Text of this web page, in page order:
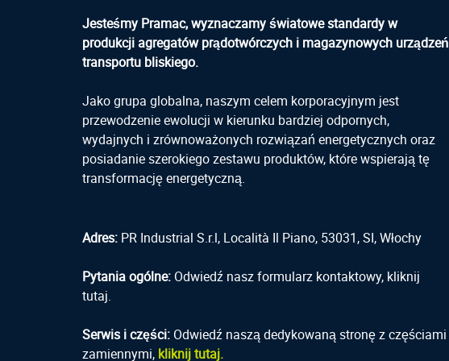
Jesteśmy Pramac, wyznaczamy światowe standardy w
produkcji agregatów prądotwórczych i magazynowych urządzeń
transportu bliskiego.
Jako grupa globalna, naszym celem korporacyjnym jest
przewodzenie ewolucji w kierunku bardziej odpornych,
wydajnych i zrównoważonych rozwiązań energetycznych oraz
posiadanie szerokiego zestawu produktów, które wspierają tę
transformację energetyczną.
Adres: PR Industrial S.r.l, Località Il Piano, 53031, SI, Włochy
Pytania ogólne: Odwiedź nasz formularz kontaktowy, kliknij
tutaj.
Serwis i części: Odwiedź naszą dedykowaną stronę z częściami
zamiennymi, kliknij tutaj.